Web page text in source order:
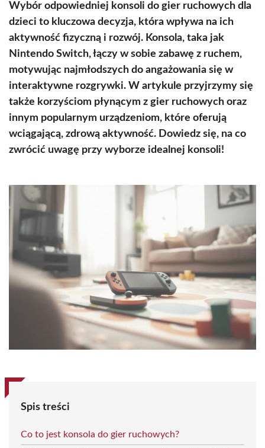
Wybór odpowiedniej konsoli do gier ruchowych dla
dzieci to kluczowa decyzja, która wpływa na ich
aktywność fizyczną i rozwój. Konsola, taka jak
Nintendo Switch, łączy w sobie zabawę z ruchem,
motywując najmłodszych do angażowania się w
interaktywne rozgrywki. W artykule przyjrzymy się
także korzyściom płynącym z gier ruchowych oraz
innym popularnym urządzeniom, które oferują
wciągającą, zdrową aktywność. Dowiedz się, na co
zwrócić uwagę przy wyborze idealnej konsoli!
Spis treści
Co to jest konsola do gier ruchowych?